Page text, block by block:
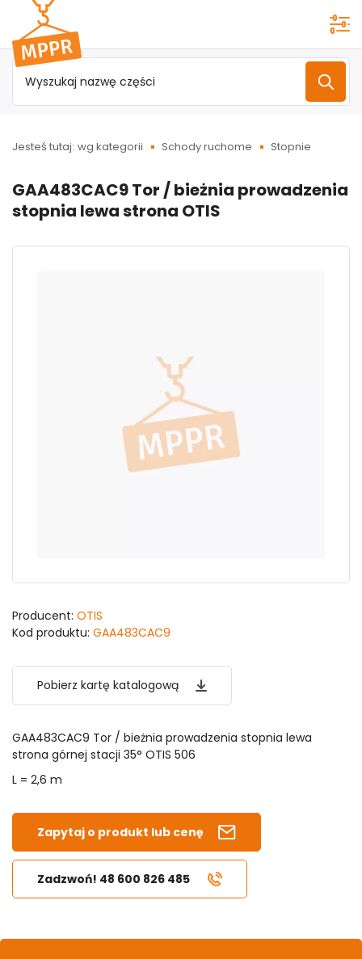
Przejdź do
menu
głównego
Jesteś tutaj: wg kategorii Schody ruchome Stopnie
GAA483CAC9 Tor / bieżnia prowadzenia
stopnia lewa strona OTIS
Producent: OTIS
Kod produktu: GAA483CAC9
Pobierz kartę katalogową
GAA483CAC9 Tor / bieżnia prowadzenia stopnia lewa
strona górnej stacji 35° OTIS 506
L = 2,6 m
Zapytaj o produkt lub cenę
Zadzwoń! 48 600 826 485